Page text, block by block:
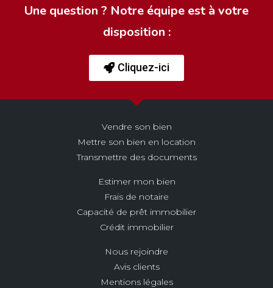
Une question ? Notre équipe est à votre
disposition :
Cliquez-ici
Vendre son bien
Mettre son bien en location
Transmettre des documents
Estimer mon bien
Frais de notaire
Capacité de prêt immobilier
Crédit immobilier
Nous rejoindre
Avis clients
Mentions légales